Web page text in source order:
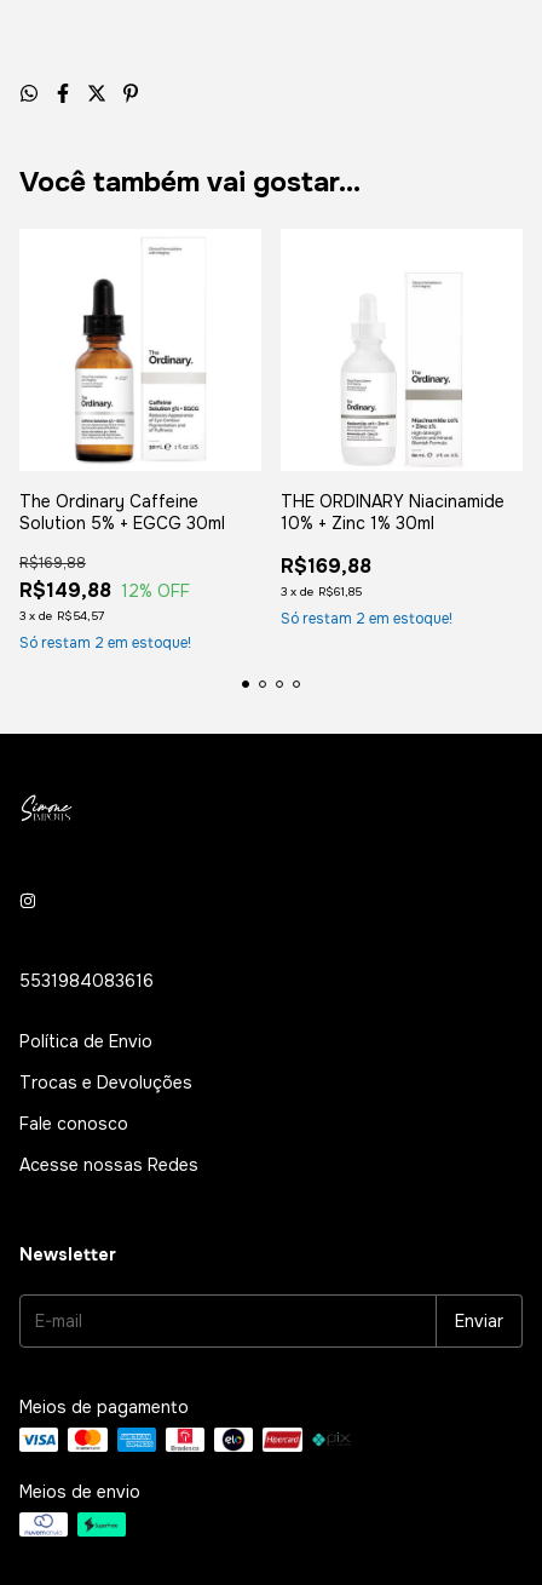
Você também vai gostar...
The Ordinary Caffeine
Solution 5% + EGCG 30ml
R$149,88
R$169,88
12% OFF
3 x de R$54,57
Só restam 2 em estoque!
THE ORDINARY Niacinamide
10% + Zinc 1% 30ml
R$169,88
3 x de R$61,85
Só restam 2 em estoque!
5531984083616
Política de Envio
Trocas e Devoluções
Fale conosco
Acesse nossas Redes
Newsletter
Meios de pagamento
Meios de envio